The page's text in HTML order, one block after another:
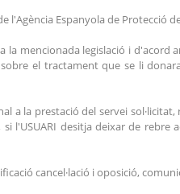
l'Agència Espanyola de Protecció
mencionada legislació i d'acord
el tractament que se li
a la prestació del servei
l'USUARI desitja deixar de
cancel·lació i oposició,